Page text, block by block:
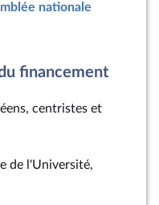
nationale
financement
centristes et
de l'Université,